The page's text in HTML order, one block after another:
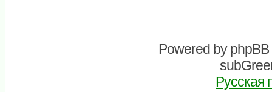
Powered byphpBB
Русская